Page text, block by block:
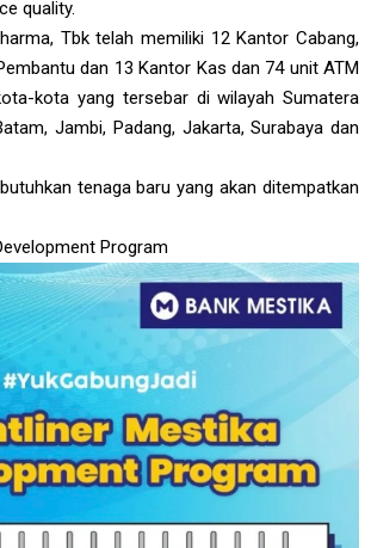
quality.
Tbk telah memiliki 12 Kantor Cabang,
dan 13 Kantor Kas dan 74 unit ATM
kota yang tersebar di wilayah Sumatera
Jambi, Padang, Jakarta, Surabaya dan
tenaga baru yang akan ditempatkan
Program